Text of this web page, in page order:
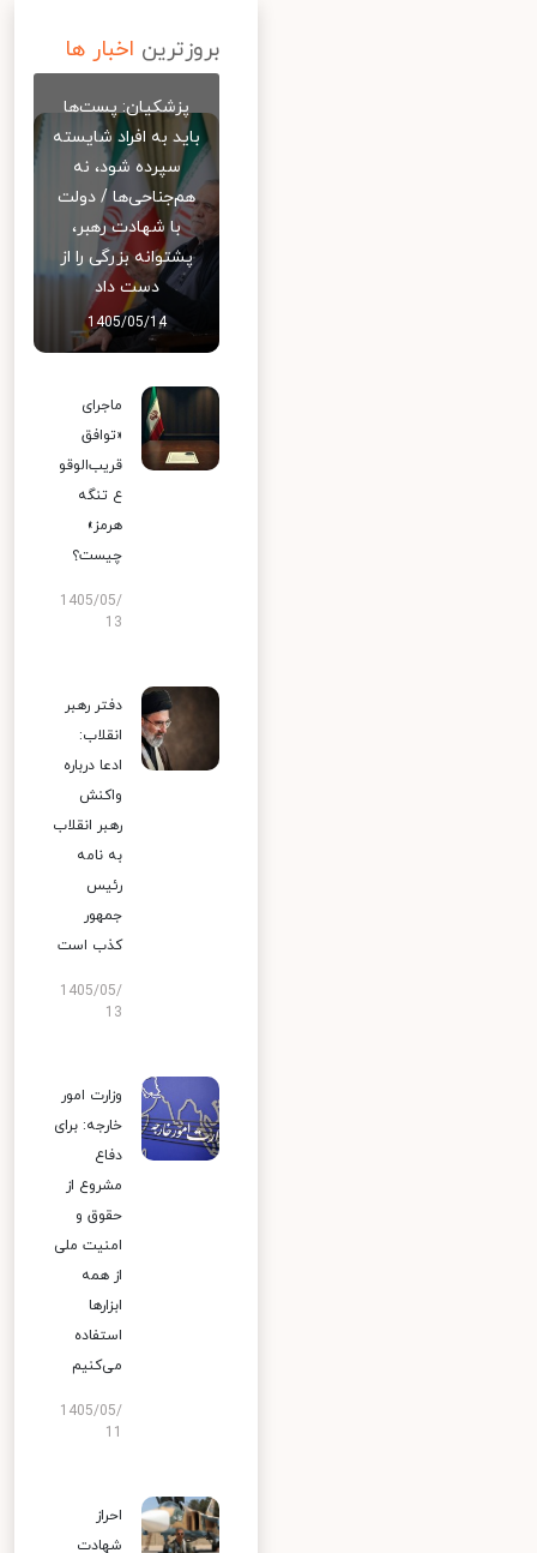
بروزترین اخبار ها
پزشکیان: پست‌ها
باید به افراد شایسته
سپرده شود، نه
هم‌جناحی‌ها / دولت
با شهادت رهبر،
پشتوانه بزرگی را از
دست داد
1405/05/14
ماجرای
«توافق
قریب‌الوقو
ع تنگه
هرمز»
چیست؟
1405/05/
13
دفتر رهبر
انقلاب:
ادعا درباره
واکنش
رهبر انقلاب
به نامه
رئیس
جمهور
کذب است
1405/05/
13
وزارت امور
خارجه: برای
دفاع
مشروع از
حقوق و
امنیت ملی
از همه
ابزارها
استفاده
می‌کنیم
1405/05/
احراز
شهادت